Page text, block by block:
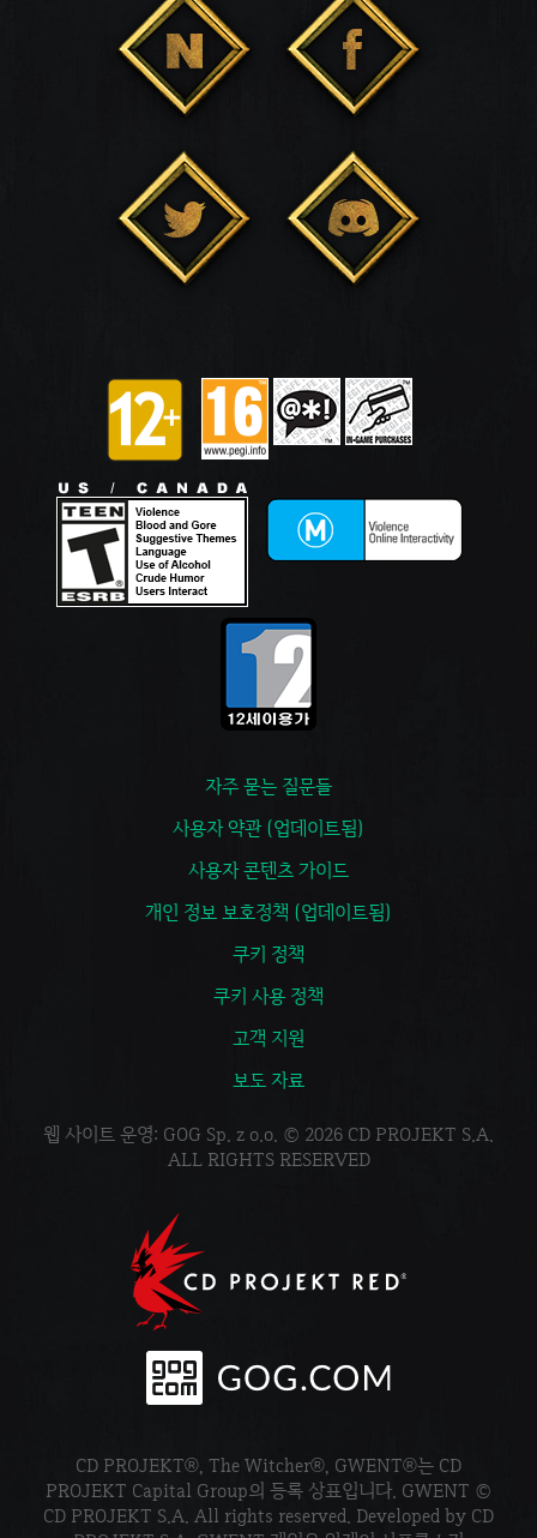
자주 묻는 질문들
사용자 약관 (업데이트됨)
사용자 콘텐츠 가이드
개인 정보 보호정책 (업데이트됨)
쿠키 정책
쿠키 사용 정책
고객 지원
보도 자료
웹 사이트 운영: GOG Sp. z o.o. © 2026 CD PROJEKT S.A.
ALL RIGHTS RESERVED
CD PROJEKT®, The Witcher®, GWENT®는 CD
PROJEKT Capital Group의 등록 상표입니다. GWENT ©
CD PROJEKT S.A. All rights reserved. Developed by CD